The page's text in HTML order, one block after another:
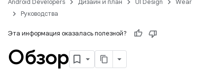
Android Developers Дизайн и план UI Design
Wear
Руководства
Эта информация оказалась полезной?
Обзор